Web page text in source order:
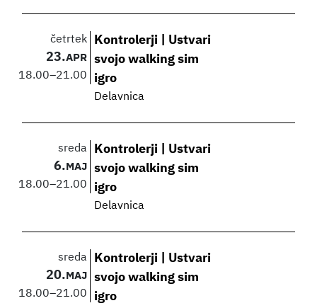
četrtek
23.APR
18.00–21.00
Kontrolerji | Ustvari
svojo walking sim
igro
Delavnica
sreda
6. MAJ
18.00–21.00
Kontrolerji | Ustvari
svojo walking sim
igro
Delavnica
sreda
20. MAJ
18.00–21.00
Kontrolerji | Ustvari
svojo walking sim
igro